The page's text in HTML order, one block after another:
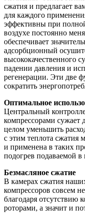
сжатия и предлагает
для каждого
эффективны при
воздухе постоянно
обеспечивает
адсорбционный
высококачественного
падении давления и
регенерации. Эти две
сократить
Оптимальное
Центральный
компрессорами сужает
целом уменьшить
с этим теплота сжатия
и применена в таких
подогрев подаваемой в
Безмасляное сжатие
В камерах сжатия
компрессоров совсем
благодаря отсутствию
роторами, а значит и